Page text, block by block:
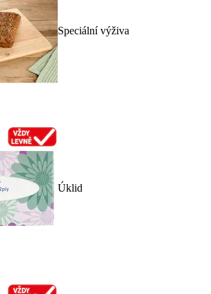
Speciální výživa
Úklid